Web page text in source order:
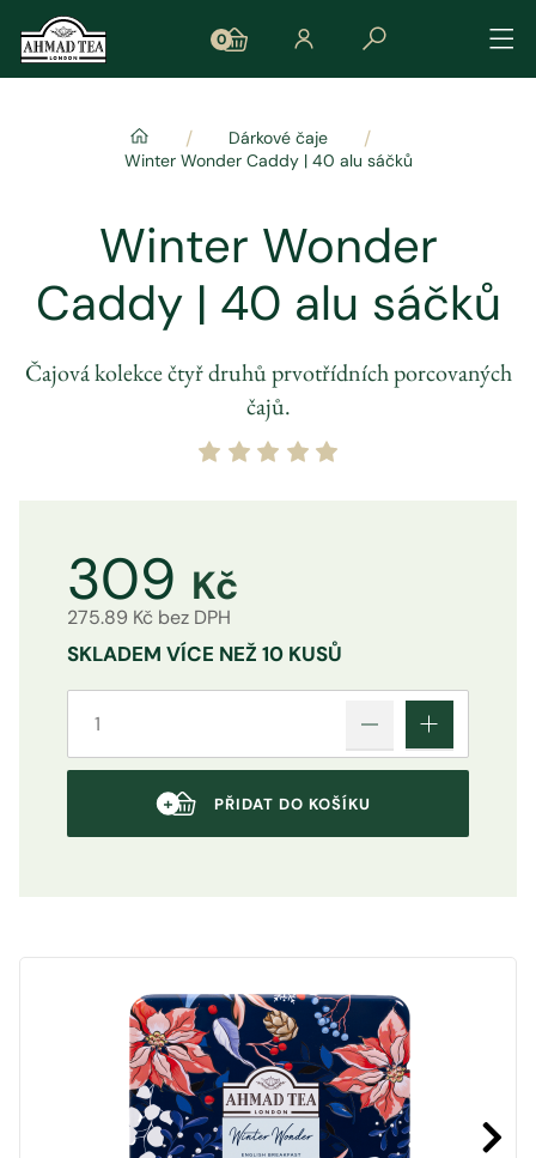
0
/ Dárkové čaje /
Winter Wonder Caddy | 40 alu sáčků
Winter Wonder
Caddy | 40 alu sáčků
Čajová kolekce čtyř druhů prvotřídních porcovaných
čajů.
309 Kč
275.89 Kč bez DPH
SKLADEM VÍCE NEŽ 10 KUSŮ
PŘIDAT DO KOŠÍKU